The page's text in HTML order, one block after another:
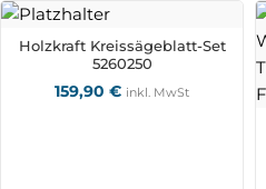
Holzkraft Kreissägeblatt-Set
5260250
159,90 € inkl. MwSt